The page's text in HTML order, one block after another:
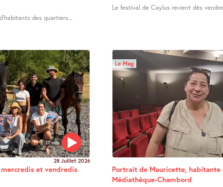
des quartiers...
Le festival de Caylus revient dès
27 min
28 Juillet 2026
et vendredis
Le Mag
Portrait de Mauricette,
Médiathèque-Chambord